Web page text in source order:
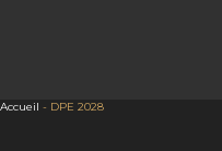
Accueil - DPE 2028